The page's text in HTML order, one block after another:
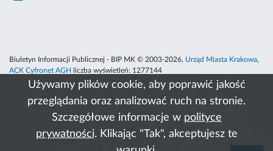
Używamy plików cookie, aby poprawić jakość
przeglądania oraz analizować ruch na stronie.
Szczegółowe informacje w polityce
prywatności. Klikając "Tak", akceptujesz te
Biuletyn Informacji Publicznej - BIP MK © 2003-2026, Urząd Miasta Krakowa,
ACK Cyfronet AGH
liczba wyświetleń: 1277144